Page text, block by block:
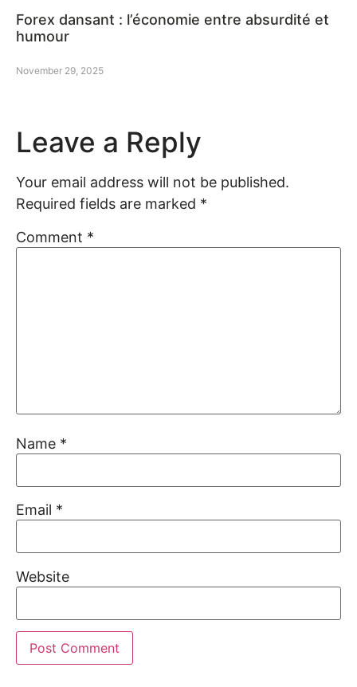
Forex dansant : l’économie entre absurdité et
humour
November 29, 2025
Leave a Reply
Your email address will not be published.
Required fields are marked *
Comment *
Name *
Email *
Website